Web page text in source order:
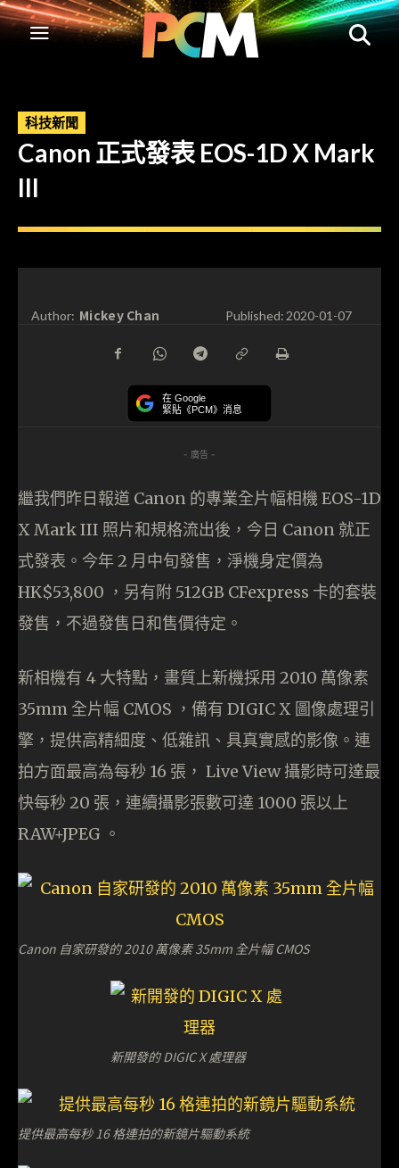
科技新聞
Canon 正式發表 EOS-1D X Mark
III
Author: Mickey Chan Published:2020-01-07
在 Google
緊貼《PCM》消息
- 廣告 -
繼我們昨日報道 Canon 的專業全片幅相機 EOS-1D
X Mark III 照片和規格流出後，今日 Canon 就正
式發表。今年 2 月中旬發售，淨機身定價為
HK$53,800 ，另有附 512GB CFexpress 卡的套裝
發售，不過發售日和售價待定。
新相機有 4 大特點，畫質上新機採用 2010 萬像素
35mm 全片幅 CMOS ，備有 DIGIC X 圖像處理引
擎，提供高精細度、低雜訊、具真實感的影像。連
拍方面最高為每秒 16 張， Live View 攝影時可達最
快每秒 20 張，連續攝影張數可達 1000 張以上
RAW+JPEG 。
Canon 自家研發的 2010 萬像素 35mm 全片幅 CMOS
新開發的 DIGIC X 處理器
提供最高每秒 16 格連拍的新鏡片驅動系統